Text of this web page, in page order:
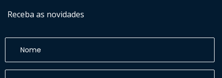
Receba as novidades